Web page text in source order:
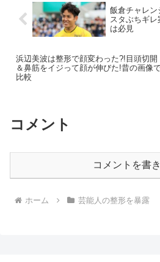
飯倉チャレン
スタぶちギ
は必見
浜辺美波は整形で顔変わった?!目頭切開
＆鼻筋をイジって顔が伸びた!昔の画像
比較
コメント
コメントを書
ホーム 芸能人の整形を暴露